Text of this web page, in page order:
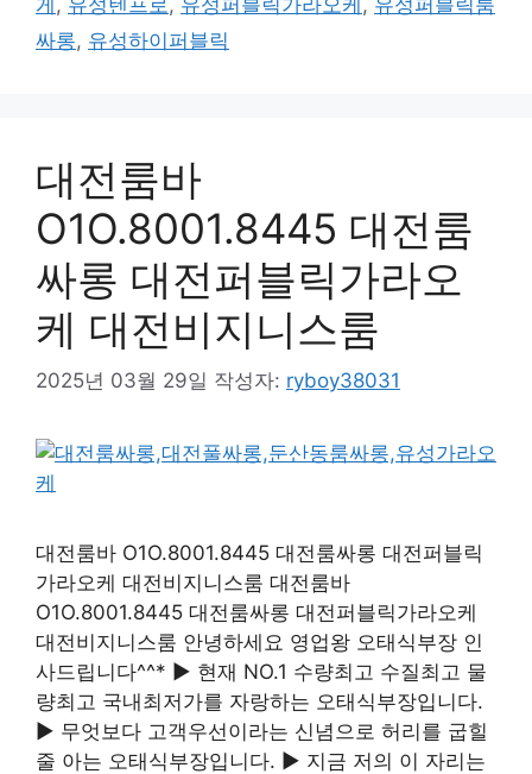
싸롱, 유성하이퍼블릭
대전룸바
O1O.8001.8445 대전룸
싸롱 대전퍼블릭가라오
케 대전비지니스룸
2025년 03월 29일 작성자: ryboy38031
대전룸바 O1O.8001.8445 대전룸싸롱 대전퍼블릭
가라오케 대전비지니스룸 대전룸바
O1O.8001.8445 대전룸싸롱 대전퍼블릭가라오케
대전비지니스룸 안녕하세요 영업왕 오태식부장 인
사드립니다^^* ▶ 현재 NO.1 수량최고 수질최고 물
량최고 국내최저가를 자랑하는 오태식부장입니다.
▶ 무엇보다 고객우선이라는 신념으로 허리를 굽힐
줄 아는 오태식부장입니다. ▶ 지금 저의 이 자리는